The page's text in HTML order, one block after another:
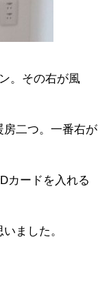
。その右が風
二つ。一番右が
カードを入れる
ました。